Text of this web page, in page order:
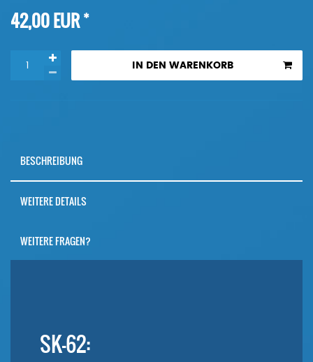
42,00 EUR*
IN DEN WARENKORB
BESCHREIBUNG
WEITERE DETAILS
WEITERE FRAGEN?
SK-62: